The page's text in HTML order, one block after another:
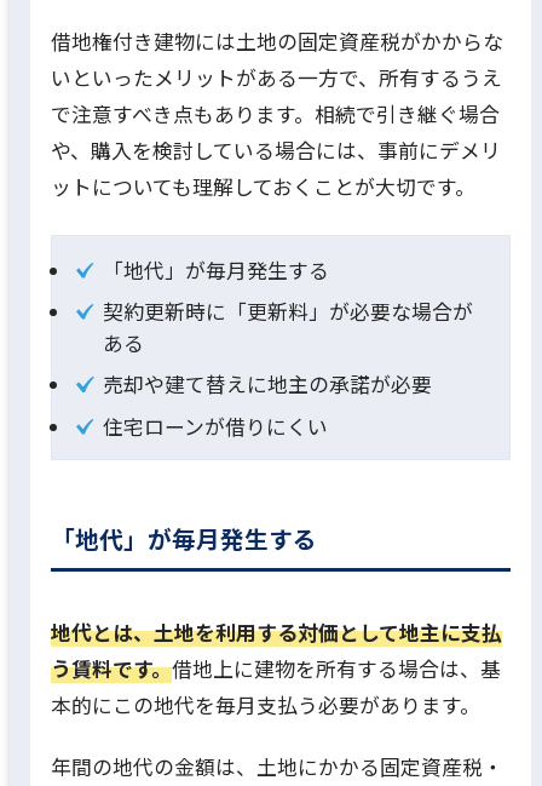
借地権付き建物には土地の固定資産税がかからな
いといったメリットがある一方で、所有するうえ
で注意すべき点もあります。相続で引き継ぐ場合
や、購入を検討している場合には、事前にデメリ
ットについても理解しておくことが大切です。
「地代」が毎月発生する
契約更新時に「更新料」が必要な場合が
ある
売却や建て替えに地主の承諾が必要
住宅ローンが借りにくい
「地代」が毎月発生する
地代とは、土地を利用する対価として地主に支払
う賃料です。借地上に建物を所有する場合は、基
本的にこの地代を毎月支払う必要があります。
年間の地代の金額は、土地にかかる固定資産税・